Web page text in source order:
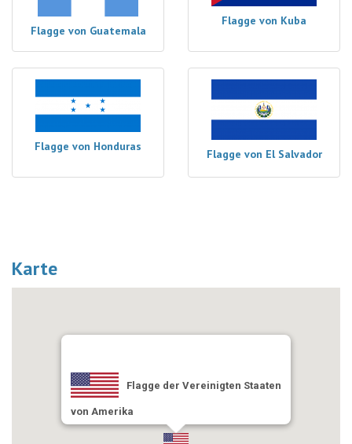
Flagge von Guatemala
Flagge von Kuba
Flagge von Honduras
Flagge von El Salvador
Karte
Flagge der Vereinigten Staaten
von Amerika